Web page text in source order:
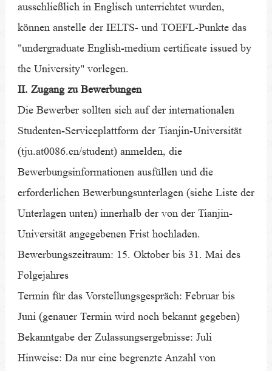
ausschließlich in Englisch unterrichtet wurden,
können anstelle der IELTS- und TOEFL-Punkte das
"undergraduate English-medium certificate issued by
the University" vorlegen.
II. Zugang zu Bewerbungen
Die Bewerber sollten sich auf der internationalen
Studenten-Serviceplattform der Tianjin-Universität
(tju.at0086.cn/student) anmelden, die
Bewerbungsinformationen ausfüllen und die
erforderlichen Bewerbungsunterlagen (siehe Liste der
Unterlagen unten) innerhalb der von der Tianjin-
Universität angegebenen Frist hochladen.
Bewerbungszeitraum: 15. Oktober bis 31. Mai des
Folgejahres
Termin für das Vorstellungsgespräch: Februar bis
Juni (genauer Termin wird noch bekannt gegeben)
Bekanntgabe der Zulassungsergebnisse: Juli
Hinweise: Da nur eine begrenzte Anzahl von